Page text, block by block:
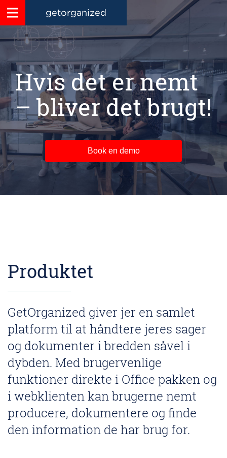
getorganized
Hvis det er nemt
– bliver det brugt!
Book en demo
Produktet
GetOrganized giver jer en samlet
platform til at håndtere jeres sager
og dokumenter i bredden såvel i
dybden. Med brugervenlige
funktioner direkte i Office pakken og
i webklienten kan brugerne nemt
producere, dokumentere og finde
den information de har brug for.